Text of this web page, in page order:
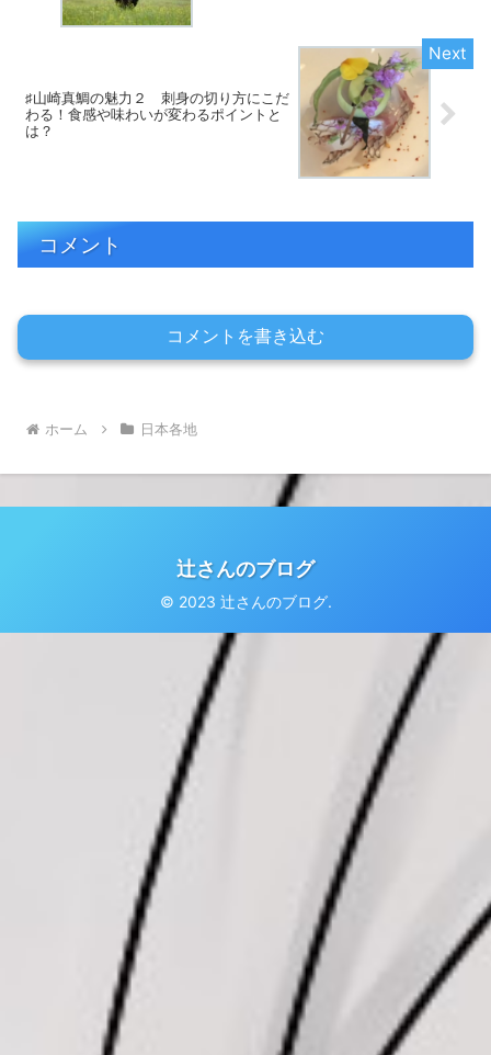
♯山崎真鯛の魅力２ 刺身の切り方にこだ
わる！食感や味わいが変わるポイントと
は？
コメント
コメントを書き込む
ホーム 日本各地
辻さんのブログ
© 2023 辻さんのブログ.